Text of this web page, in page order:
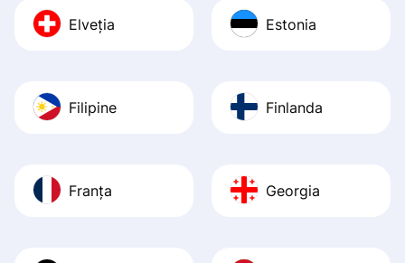
Elveția Estonia
Filipine Finlanda
Franța Georgia